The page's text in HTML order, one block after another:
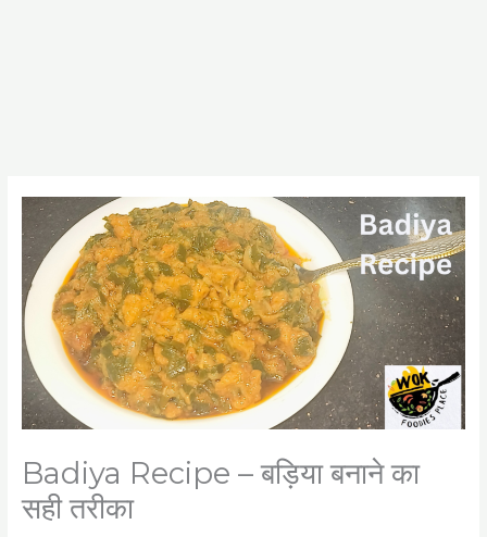
Badiya Recipe – बड़िया बनाने का
सही तरीका